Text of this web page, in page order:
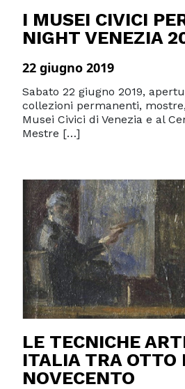
I MUSEI CIVICI
NIGHT VENEZIA
22 giugno 2019
Sabato 22 giugno 2019,
collezioni permanenti,
Musei Civici di Venezia e al
Mestre […]
LE TECNICHE
ITALIA TRA OTTO
NOVECENTO